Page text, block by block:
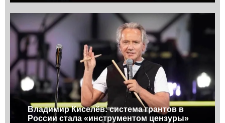
Владимир Киселёв: система грантов в
России стала «инструментом цензуры»